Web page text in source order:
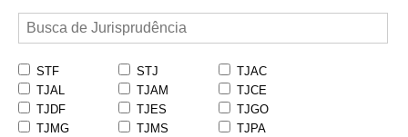
STF STJ
TJAC
TJAL
TJAM
TJCE
TJDF
TJES
TJGO
TJMG
TJMS
TJPA